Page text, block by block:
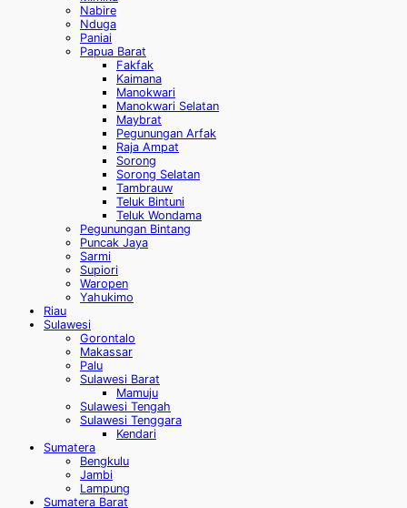
Nabire
Nduga
Paniai
Papua Barat
Fakfak
Kaimana
Manokwari
Manokwari Selatan
Maybrat
Pegunungan Arfak
Raja Ampat
Sorong
Sorong Selatan
Tambrauw
Teluk Bintuni
Teluk Wondama
Pegunungan Bintang
Puncak Jaya
Sarmi
Supiori
Waropen
Yahukimo
Riau
Sulawesi
Gorontalo
Makassar
Palu
Sulawesi Barat
Mamuju
Sulawesi Tengah
Sulawesi Tenggara
Kendari
Sumatera
Bengkulu
Jambi
Lampung
Sumatera Barat